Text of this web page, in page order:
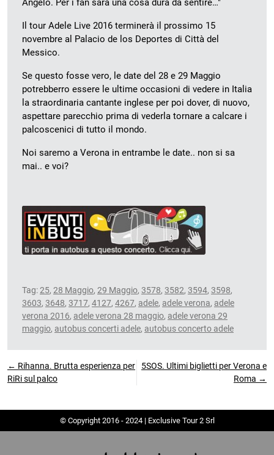
Angelo. Per i fan sarà una cosa dura da sentire…"
Il tour Adele Live 2016 terminerà il prossimo 15
novembre al Palacio de los Deportes di Città del
Messico.
Se questo fosse vero, le date del 28 e 29 Maggio
potrebberro essere le ultime occasioni di vedere in Italia
la straordinaria cantante inglese per poi dover, di nuovo,
aspettare parecchio prima di vederla tornare a calcare i
palcoscenici di tutto il mondo.
Noi saremo a Verona in entrambe le date.. non si sa
mai.. e voi?
Tag:25, 28 Maggio, 29 Maggio, 3578, 3582, 3594, 3598,
3603, 3648, 3717, 4127, 4267, adele, adele verona, adele
verona 2016, adele verona 28 maggio, adele verona 29
maggio, autobus concerti adele, autobus concerto adele
← Rihanna. Brutta esperienza per
RiRi sul palco
5SOS. Ultimi biglietti per Verona e
Roma →
© Copyright 2016 - 2024 | Exclusive Tour 2 Srl